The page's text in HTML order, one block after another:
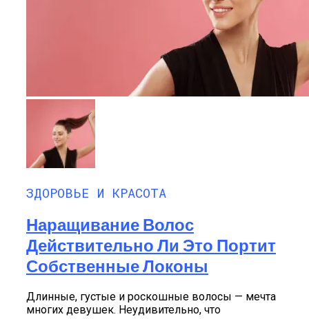
ЗДОРОВЬЕ И КРАСОТА
Наращивание Волос
Действительно Ли Это Портит
Собственные Локоны
Длинные, густые и роскошные волосы — мечта
многих девушек. Неудивительно, что